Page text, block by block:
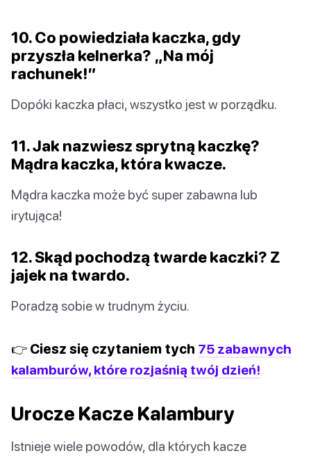
10. Co powiedziała kaczka, gdy
przyszła kelnerka? „Na mój
rachunek!”
Dopóki kaczka płaci, wszystko jest w porządku.
11. Jak nazwiesz sprytną kaczkę?
Mądra kaczka, która kwacze.
Mądra kaczka może być super zabawna lub
irytująca!
12. Skąd pochodzą twarde kaczki? Z
jajek na twardo.
Poradzą sobie w trudnym życiu.
👉 Ciesz się czytaniem tych 75 zabawnych
kalamburów, które rozjaśnią twój dzień!
Urocze Kacze Kalambury
Istnieje wiele powodów, dla których kacze